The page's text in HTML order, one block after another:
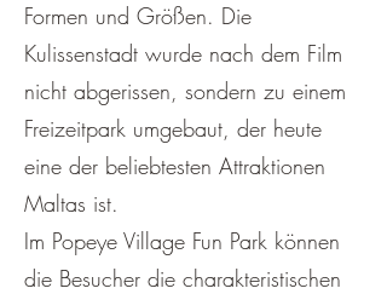
Formen und Größen. Die
Kulissenstadt wurde nach dem Film
nicht abgerissen, sondern zu einem
Freizeitpark umgebaut, der heute
eine der beliebtesten Attraktionen
Maltas ist.
Im Popeye Village Fun Park können
die Besucher die charakteristischen